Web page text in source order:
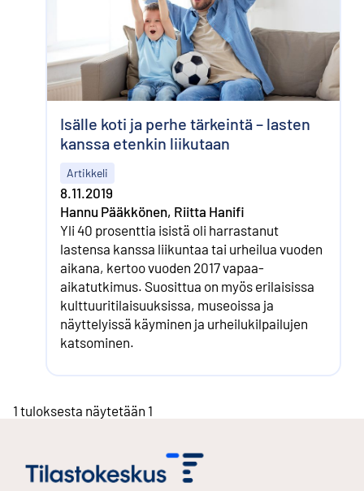
Isälle koti ja perhe tärkeintä – lasten
kanssa etenkin liikutaan
Artikkeli
8.11.2019
Hannu Pääkkönen, Riitta Hanifi
Yli 40 prosenttia isistä oli harrastanut
lastensa kanssa liikuntaa tai urheilua vuoden
aikana, kertoo vuoden 2017 vapaa-
aikatutkimus. Suosittua on myös erilaisissa
kulttuuritilaisuuksissa, museoissa ja
näyttelyissä käyminen ja urheilukilpailujen
katsominen.
1 tuloksesta näytetään 1